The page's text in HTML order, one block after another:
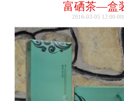
富硒茶—盒
2016-03-05